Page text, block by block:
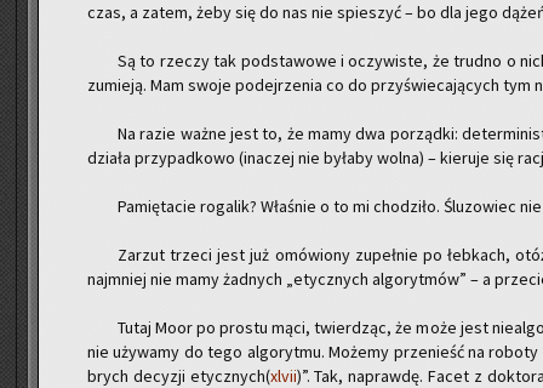
czas, a zatem, żeby się do nas nie spie­szyć – bo dla jego
Są to rze­czy tak pod­sta­wo­we i oczy­wi­ste, że trud­no o
zu­mie­ją. Mam swoje po­dej­rze­nia co do przy­świe­ca­ją­cych
Na razie ważne jest to, że mamy dwa po­rząd­ki:
dzia­ła przy­pad­ko­wo (ina­czej nie by­ła­by wolna) – kie­ru­je się
Pa­mię­ta­cie ro­ga­lik? Wła­śnie o to mi cho­dzi­ło. Ślu­zo­wiec
Za­rzut trze­ci jest już omó­wio­ny zu­peł­nie po łeb­kach,
naj­mniej nie mamy żad­nych „etycz­nych al­go­ryt­mów” – a
Tutaj Moor po pro­stu mąci, twier­dząc, że może jest
nie uży­wa­my do tego al­go­ryt­mu. Mo­że­my prze­nieść na
brych de­cy­zji etycz­nych(xlvii)”. Tak, na­praw­dę. Facet z